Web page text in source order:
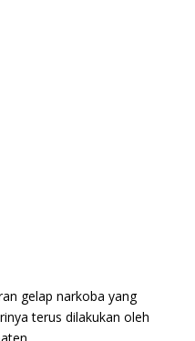
gelap narkoba yang
terus dilakukan oleh